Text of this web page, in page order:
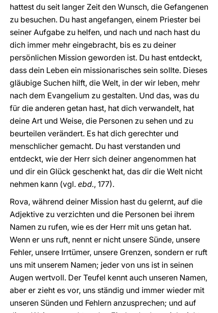
hattest du seit langer Zeit den Wunsch, die Gefangenen
zu besuchen. Du hast angefangen, einem Priester bei
seiner Aufgabe zu helfen, und nach und nach hast du
dich immer mehr eingebracht, bis es zu deiner
persönlichen Mission geworden ist. Du hast entdeckt,
dass dein Leben ein missionarisches sein sollte. Dieses
gläubige Suchen hilft, die Welt, in der wir leben, mehr
nach dem Evangelium zu gestalten. Und das, was du
für die anderen getan hast, hat dich verwandelt, hat
deine Art und Weise, die Personen zu sehen und zu
beurteilen verändert. Es hat dich gerechter und
menschlicher gemacht. Du hast verstanden und
entdeckt, wie der Herr sich deiner angenommen hat
und dir ein Glück geschenkt hat, das dir die Welt nicht
nehmen kann (vgl. ebd., 177).
Rova, während deiner Mission hast du gelernt, auf die
Adjektive zu verzichten und die Personen bei ihrem
Namen zu rufen, wie es der Herr mit uns getan hat.
Wenn er uns ruft, nennt er nicht unsere Sünde, unsere
Fehler, unsere Irrtümer, unsere Grenzen, sondern er ruft
uns mit unserem Namen; jeder von uns ist in seinen
Augen wertvoll. Der Teufel kennt auch unseren Namen,
aber er zieht es vor, uns ständig und immer wieder mit
unseren Sünden und Fehlern anzusprechen; und auf